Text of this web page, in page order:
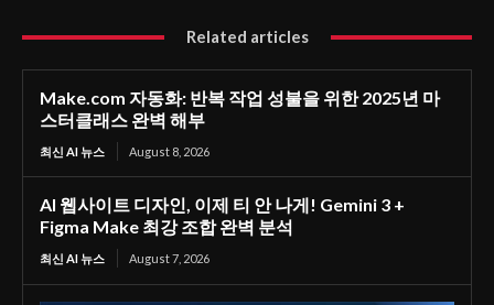
Related articles
Make.com 자동화: 반복 작업 성불을 위한 2025년 마
스터클래스 완벽 해부
최신 AI 뉴스 August 8, 2026
AI 웹사이트 디자인, 이제 티 안 나게! Gemini 3 +
Figma Make 최강 조합 완벽 분석
최신 AI 뉴스 August 7, 2026